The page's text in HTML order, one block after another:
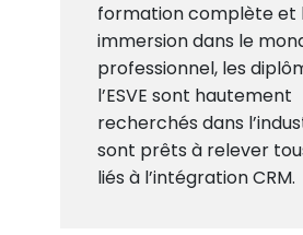
formation complète et
immersion dans le
professionnel, les
l’ESVE sont hautement
recherchés dans
sont prêts à relever
liés à l’intégration CRM.